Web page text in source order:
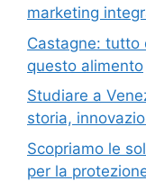
marketing
Castagne: tutto
questo alimento
Studiare a
storia,
Scopriamo le
per la